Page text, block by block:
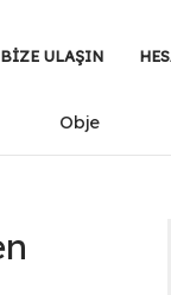
BIZE ULAŞIN
Obje